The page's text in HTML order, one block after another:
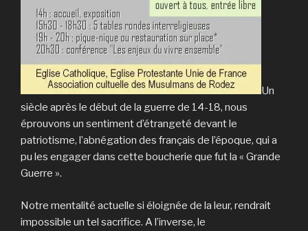
Un
siècle après le début de la guer­re de 14-18, nous
éprouvons un sentiment d’étrangeté devant le
patriotisme, l’abnégation des français de l’époque, qui a
pu les engager dans cette boucherie que fut la « Grande
Guerre ».
Notre mentalité actuelle si éloignée de la leur, rendrait
impossible un tel sacrifice. A l’inverse, le